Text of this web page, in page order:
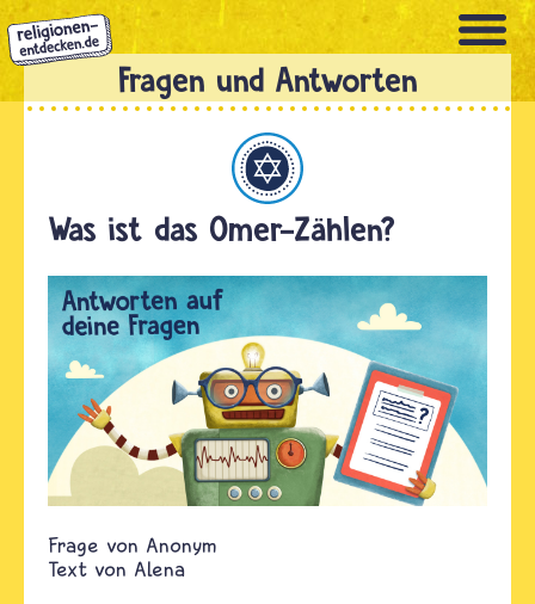
Direkt
zum
Inhalt
Was ist das Omer-Zählen?
Anonym
Text von Alena